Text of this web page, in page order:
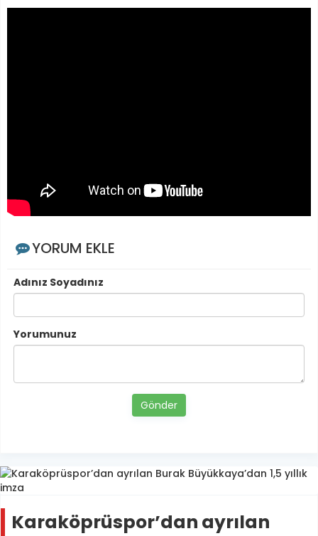
YORUM EKLE
Adınız Soyadınız
Yorumunuz
Gönder
Karaköprüspor’dan ayrılan